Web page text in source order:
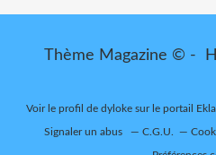
Thème Magazine © -
Voir le profil de dyloke sur le portail
Signaler un abus C.G.U.